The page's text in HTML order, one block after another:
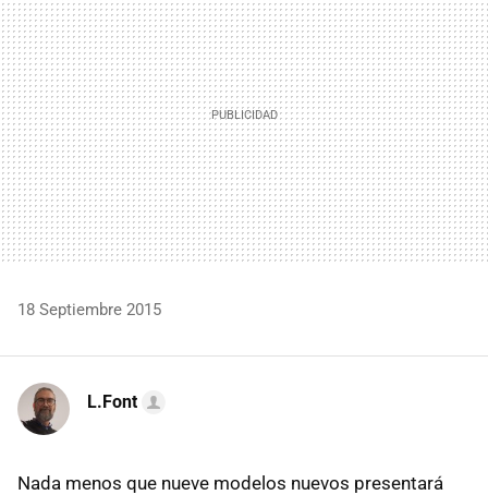
18 Septiembre 2015
L.Font
Nada menos que nueve modelos nuevos presentará